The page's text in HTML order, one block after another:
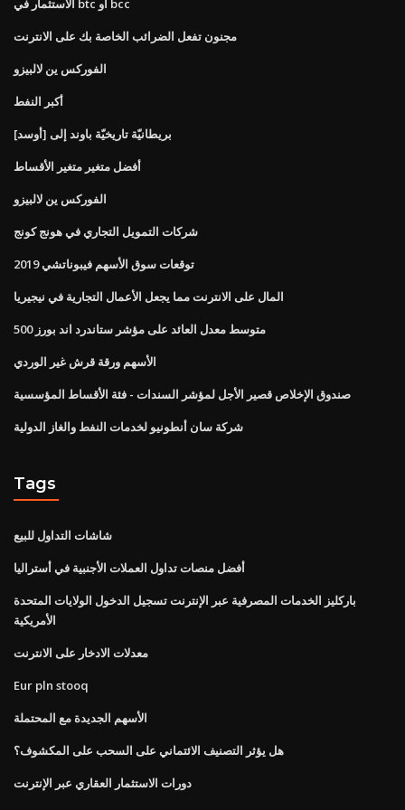
الاستثمار في btc أو bcc
مجنون تفعل الضرائب الخاصة بك على الانترنت
الفوركس ين لالبيزو
أكبر النفط
بريطانيّة تاريخيّة باوند إلى [أوسد]
أفضل متغير متغير الأقساط
الفوركس ين لالبيزو
شركات التمويل التجاري في هونج كونج
توقعات سوق الأسهم فيبوناتشي 2019
المال على الانترنت مما يجعل الأعمال التجارية في نيجيريا
متوسط ​​معدل العائد على مؤشر ستاندرد اند بورز 500
الأسهم ورقة قرش غير الوردي
صندوق الإخلاص قصير الأجل لمؤشر السندات - فئة الأقساط المؤسسية
شركة سان أنطونيو لخدمات النفط والغاز الدولية
Tags
شاشات التداول للبيع
أفضل منصات تداول العملات الأجنبية في أستراليا
باركليز الخدمات المصرفية عبر الإنترنت تسجيل الدخول الولايات المتحدة
الأمريكية
معدلات الادخار على الانترنت
Eur pln stooq
الأسهم الجديدة مع المحتملة
هل يؤثر التصنيف الائتماني على السحب على المكشوف؟
دورات الاستثمار العقاري عبر الإنترنت